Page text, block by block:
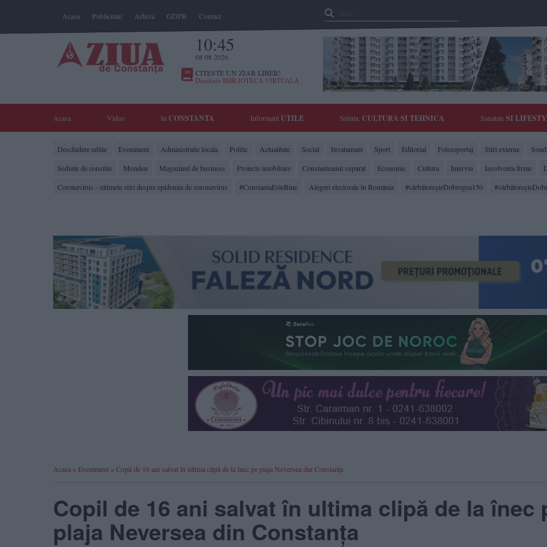
Acasa Publicitate Arhiva GDPR Contact
10:45
08 08 2026
CITESTE UN ZIAR LIBER!
Deschide BIBLIOTECA VIRTUALĂ
Acasa Video In CONSTANTA Informatii UTILE Stiinta, CULTURA SI TEHNICA SanatateSI
Deschidere editie Eveniment Administratie locala Politic Actualitate Social Invatamant Sport Editorial Fotoreportaj Stiri externe
Sedinte de consiliu
Monden Magazinul de business Proiecte imobiliare Constanteanul suparat Economic Cultura Interviu Insolventa firme
Coronavirus - ultimele stiri despre epidemia de coronavirus
#ConstantaEsteBine Alegeri electorale în România #sărbătoreşteDobrogea150
Acasa » Eveniment » Copil de 16 ani salvat în ultima clipă de la înec pe plaja Neversea din Constanța
Copil de 16 ani salvat în ultima clipă de la înec
plaja Neversea din Constanța